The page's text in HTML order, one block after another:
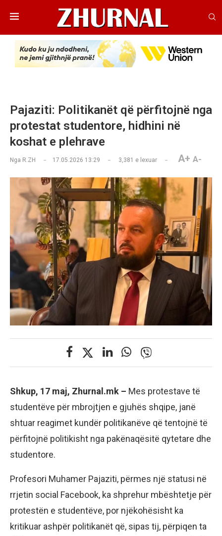
Pajaziti: Politikanët që përfitojnë nga
protestat studentore, hidhini në
koshat e plehrave
Nga R.ZH 17.05.2026 13:29 3,381 e lexuar A+ A-
Shkup, 17 maj, Zhurnal.mk – Mes protestave të
studentëve për mbrojtjen e gjuhës shqipe, janë
shtuar reagimet kundër politikanëve që tentojnë të
përfitojnë politikisht nga pakënaqësitë qytetare dhe
studentore.
Profesori Muhamer Pajaziti, përmes një statusi në
rrjetin social Facebook, ka shprehur mbështetje për
protestën e studentëve, por njëkohësisht ka
kritikuar ashpër politikanët që, sipas tij, përpiqen ta